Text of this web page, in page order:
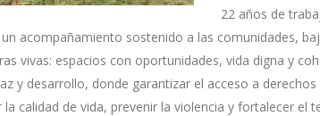
22 años de
acompañamiento sostenido a las comunidades,
vivas: espacios con oportunidades, vida digna y
y desarrollo, donde garantizar el acceso a
calidad de vida, prevenir la violencia y fortalecer el